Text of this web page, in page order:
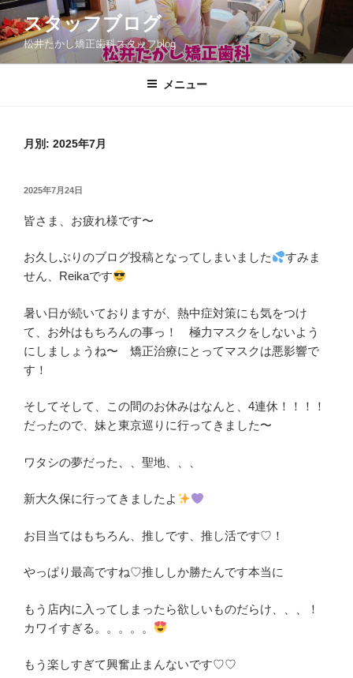
コ
ン
テ
ン
スタッフブログ
松井たかし矯正歯科スタッフblog
メニュー
月別: 2025年7月
投
日:
2025年7月24日
皆さま、お疲れ様です〜
お久しぶりのブログ投稿となってしまいました
すみま
せん、Reikaです
暑い日が続いておりますが、熱中症対策にも気をつけ
て、お外はもちろんの事っ！ 極力マスクをしないよう
にしましょうね〜 矯正治療にとってマスクは悪影響で
す！
そしてそして、この間のお休みはなんと、4連休！！！！
だったので、妹と東京巡りに行ってきました〜
ワタシの夢だった、、聖地、、、
新大久保に行ってきましたよ
お目当てはもちろん、推しです、推し活です♡！
やっぱり最高ですね♡推ししか勝たんです本当に
もう店内に入ってしまったら欲しいものだらけ、、、！
カワイすぎる。。。。。
もう楽しすぎて興奮止まんないです♡♡